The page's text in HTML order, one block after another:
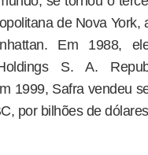
de Nova York,
Em 1988,
S. A.
1999, Safra vendeu
por bilhões de